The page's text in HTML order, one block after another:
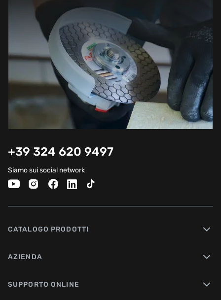
+39 324 620 9497
Siamo sui social network
CATALOGO PRODOTTI
AZIENDA
SUPPORTO ONLINE